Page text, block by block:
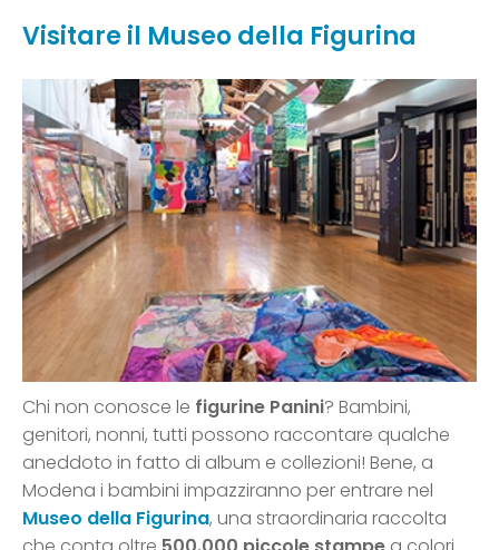
Visitare il Museo della Figurina
Chi non conosce le figurine Panini? Bambini,
genitori, nonni, tutti possono raccontare qualche
aneddoto in fatto di album e collezioni! Bene, a
Modena i bambini impazziranno per entrare nel
Museo della Figurina, una straordinaria raccolta